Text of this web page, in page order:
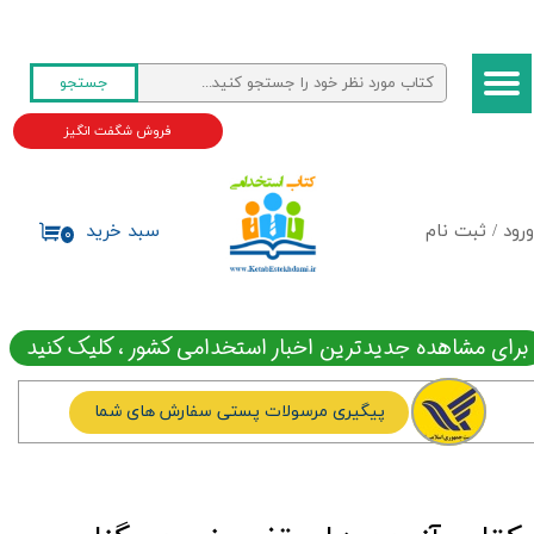
ورود / ثبت نام
حساب کاربری من
تغییر گذر واژه
جستجو
۰ سبد خرید
فروش شگفت انگیز
برای مشاهده جدیدترین اخبار استخدامی کشور ، کلیک کنید
پیگیری مرسولات پستی سفارش های شما